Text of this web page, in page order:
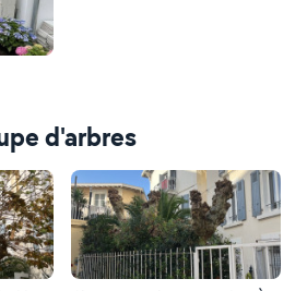
d'arbres